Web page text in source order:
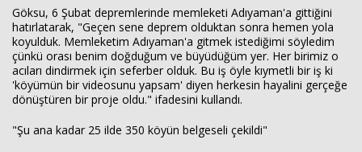
Göksu, 6 Şubat depremlerinde memleketi Adıyaman'a gittiğini
hatırlatarak, "Geçen sene deprem olduktan sonra hemen yola
koyulduk. Memleketim Adıyaman'a gitmek istediğimi söyledim
çünkü orası benim doğduğum ve büyüdüğüm yer. Her birimiz o
acıları dindirmek için seferber olduk. Bu iş öyle kıymetli bir iş ki
'köyümün bir videosunu yapsam' diyen herkesin hayalini gerçeğe
dönüştüren bir proje oldu." ifadesini kullandı.
"Şu ana kadar 25 ilde 350 köyün belgeseli çekildi"